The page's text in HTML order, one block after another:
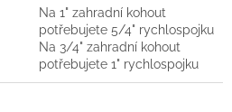
Na 1" zahradní kohout
potřebujete 5/4" rychlospojku
Na 3/4" zahradní kohout
potřebujete 1" rychlospojku
Na 1/2" zahradní kohout